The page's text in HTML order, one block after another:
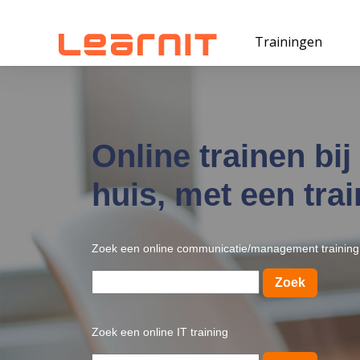
Trainingen
Online trainen
huis, met een
Zoek een online communicatie/management training
Zoek
Zoek een online IT training